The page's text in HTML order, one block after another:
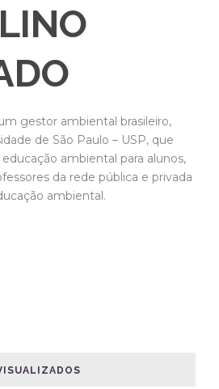
gestor ambiental brasileiro,
de São Paulo – USP, que
ambiental para alunos,
da rede pública e privada
ambiental.